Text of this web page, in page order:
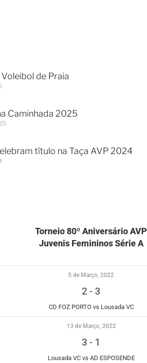
de Praia
Caminhada 2025
título na Taça AVP 2024
Torneio 80º Aniversário AVP
Juvenis Femininos Série A
5 de Março, 2022
2 - 3
CD FOZ PORTO vs Lousada VC
13 de Março, 2022
3 - 1
Lousada VC vs AD ESPOSENDE